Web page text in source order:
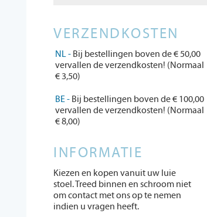
VERZENDKOSTEN
NL - Bij bestellingen boven de € 50,00
vervallen de verzendkosten! (Normaal
€ 3,50)
BE - Bij bestellingen boven de € 100,00
vervallen de verzendkosten! (Normaal
€ 8,00)
INFORMATIE
Kiezen en kopen vanuit uw luie
stoel. Treed binnen en schroom niet
om contact met ons op te nemen
indien u vragen heeft.